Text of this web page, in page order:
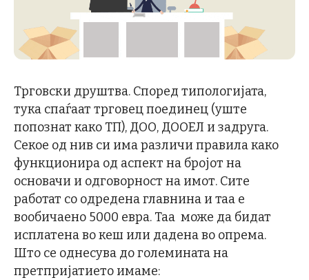
Трговски друштва. Според типологијата,
тука спаѓаат трговец поединец (уште
попознат како ТП), ДОО, ДООЕЛ и задруга.
Секое од нив си има различи правила како
функционира од аспект на бројот на
основачи и одговорност на имот. Сите
работат со одредена главнина и таа е
вообичаено 5000 евра. Таа може да бидат
исплатена во кеш или дадена во опрема.
Што се однесува до големината на
претпријатието имаме: